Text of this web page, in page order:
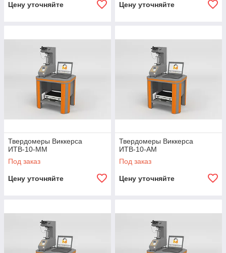
Цену уточняйте Цену уточняйте
Твердомеры Виккерса
ИТВ-10-ММ
Под заказ
Цену уточняйте
Твердомеры Виккерса
ИТВ-10-АМ
Под заказ
Цену уточняйте